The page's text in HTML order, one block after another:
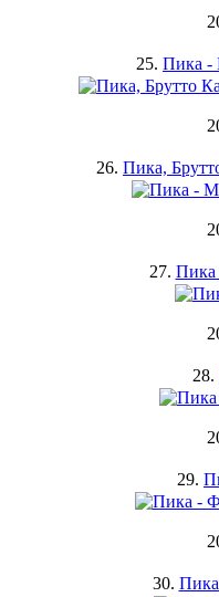
25. Пика -
26. Пика,
27. Пика
28.
29.
30.